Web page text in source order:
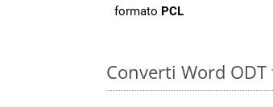
formato PCL
Converti Word